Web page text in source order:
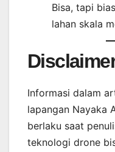
Bisa, tapi
lahan skala
Informasi dalam
lapangan Nayaka
berlaku saat
teknologi drone